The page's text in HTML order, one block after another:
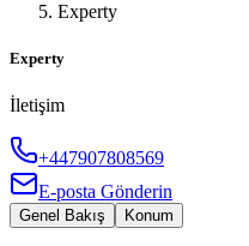
Experty
Experty
İletişim
+447907808569
E-posta Gönderin
Genel Bakış Konum